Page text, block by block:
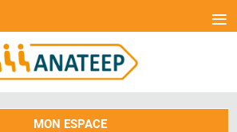
MON ESPACE
≡